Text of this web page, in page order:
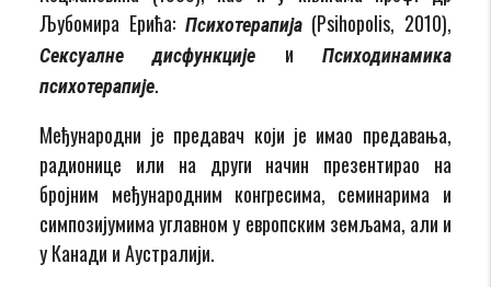
Љубомира Ерића: Психотерапија (Psihopolis, 2010),
Сексуалне дисфункције и
Психодина­мика
психотерапије.
Међународни је предавач који је имао предавања,
радионице или на други начин презенти­рао на
бројним међународним конгресима, семинарима и
симпозијумима углавном у европским земљама, али и
у Канади и Аустралији.